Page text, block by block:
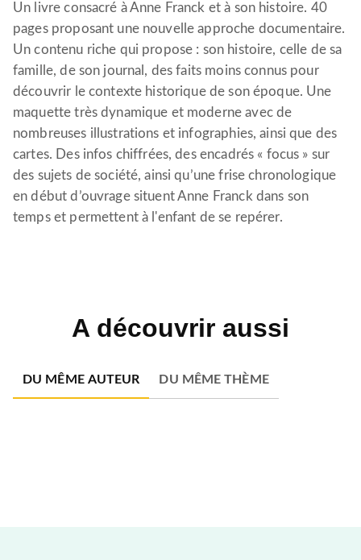
Un livre consacré à Anne Franck et à son histoire. 40
pages proposant une nouvelle approche documentaire.
Un contenu riche qui propose : son histoire, celle de sa
famille, de son journal, des faits moins connus pour
découvrir le contexte historique de son époque. Une
maquette très dynamique et moderne avec de
nombreuses illustrations et infographies, ainsi que des
cartes. Des infos chiffrées, des encadrés « focus » sur
des sujets de société, ainsi qu’une frise chronologique
en début d’ouvrage situent Anne Franck dans son
temps et permettent à l'enfant de se repérer.
A découvrir aussi
DU MÊME AUTEUR DU MÊME THÈME